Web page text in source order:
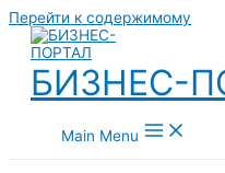
Перейти к содержимому
БИЗНЕС-
Main Menu